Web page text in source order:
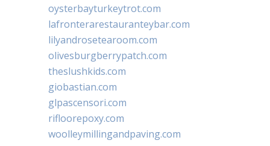
oysterbayturkeytrot.com
lafronterarestauranteybar.com
lilyandrosetearoom.com
olivesburgberrypatch.com
theslushkids.com
giobastian.com
glpascensori.com
rifloorepoxy.com
woolleymillingandpaving.com